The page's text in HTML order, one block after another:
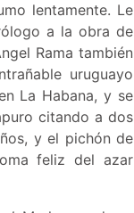
lentamente. Le
a la obra de
Rama también
uruguayo
La Habana, y se
citando a dos
y el pichón de
feliz del azar